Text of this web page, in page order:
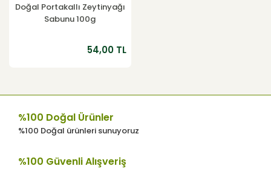
Doğal Portakallı Zeytinyağı
Sabunu 100g
54,00 TL
%100 Doğal Ürünler
%100 Doğal ürünleri sunuyoruz
%100 Güvenli Alışveriş